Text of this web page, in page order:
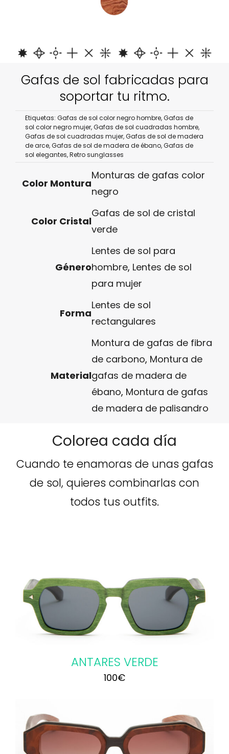
Gafas de sol fabricadas para
soportar tu ritmo.
Etiquetas:Gafas de sol color negro hombre,Gafas de
sol color negro mujer,Gafas de sol cuadradas hombre,
Gafas de sol cuadradas mujer,Gafas de sol de madera
de arce,Gafas de sol de madera de ébano,Gafas de
sol elegantes,Retro sunglasses
Color Montura
Monturas de gafas color
negro
Color Cristal
Gafas de sol de cristal
verde
Género
Lentes de sol para
hombre, Lentes de sol
para mujer
Forma
Lentes de sol
rectangulares
Material
Montura de gafas de fibra
de carbono, Montura de
gafas de madera de
ébano, Montura de gafas
de madera de palisandro
Colorea cada día
Cuando te enamoras de unas gafas
de sol, quieres combinarlas con
todos tus outfits.
ANTARES VERDE
100€